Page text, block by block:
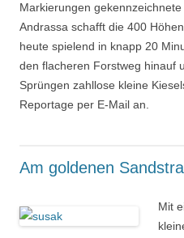
Markierungen
Andrassa schafft die 400
heute spielend in knapp 20
den flacheren Forstweg hinauf
Sprüngen zahllose kleine
Reportage per E-Mail an.
Am goldenen
Mit